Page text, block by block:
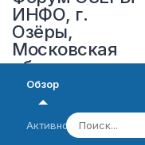
ИНФО, г.
Озёры,
Московская
область
Обзор
Активность